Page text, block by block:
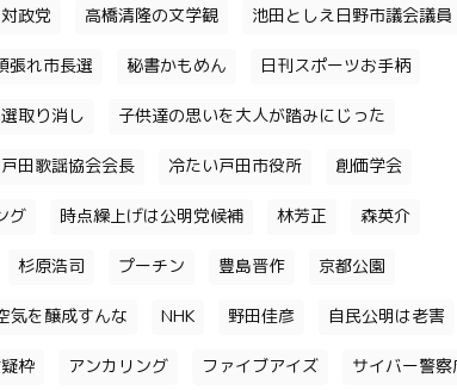
政党 高橋清隆の文学観 池田としえ日野市議会議員
張れ市長選 秘書かもめん 日刊スポーツお手柄
取り消し 子供達の思いを大人が踏みにじった
戸田歌謡協会会長 冷たい戸田市役所 創価学会
グ 時点繰上げは公明党候補 林芳正 森英介
杉原浩司 プーチン 豊島晋作 京都公園
気を醸成すんな NHK 野田佳彦 自民公明は老害
枠 アンカリング ファイブアイズ サイバー警察